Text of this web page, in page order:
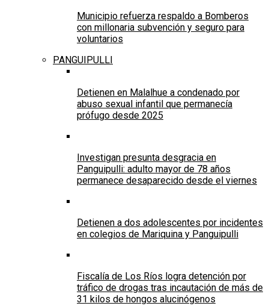
Municipio refuerza respaldo a Bomberos
con millonaria subvención y seguro para
voluntarios
PANGUIPULLI
Detienen en Malalhue a condenado por
abuso sexual infantil que permanecía
prófugo desde 2025
Investigan presunta desgracia en
Panguipulli: adulto mayor de 78 años
permanece desaparecido desde el viernes
Detienen a dos adolescentes por incidentes
en colegios de Mariquina y Panguipulli
Fiscalía de Los Ríos logra detención por
tráfico de drogas tras incautación de más de
31 kilos de hongos alucinógenos